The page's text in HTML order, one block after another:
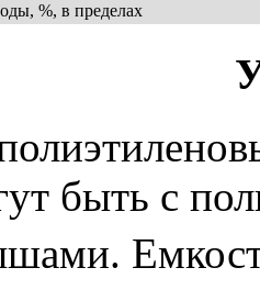
%, в пределах
быть с